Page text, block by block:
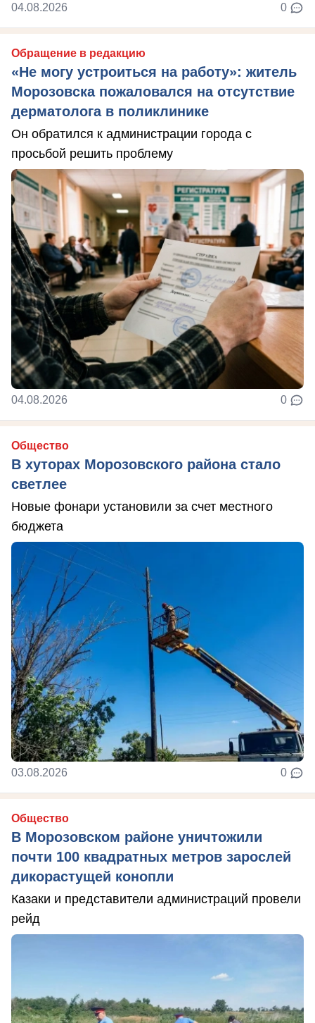
04.08.2026 0
Обращение в редакцию
«Не могу устроиться на работу»: житель
Морозовска пожаловался на отсутствие
дерматолога в поликлинике
Он обратился к администрации города с
просьбой решить проблему
04.08.2026 0
Общество
В хуторах Морозовского района стало
светлее
Новые фонари установили за счет местного
бюджета
03.08.2026 0
Общество
В Морозовском районе уничтожили
почти 100 квадратных метров зарослей
дикорастущей конопли
Казаки и представители администраций провели
рейд